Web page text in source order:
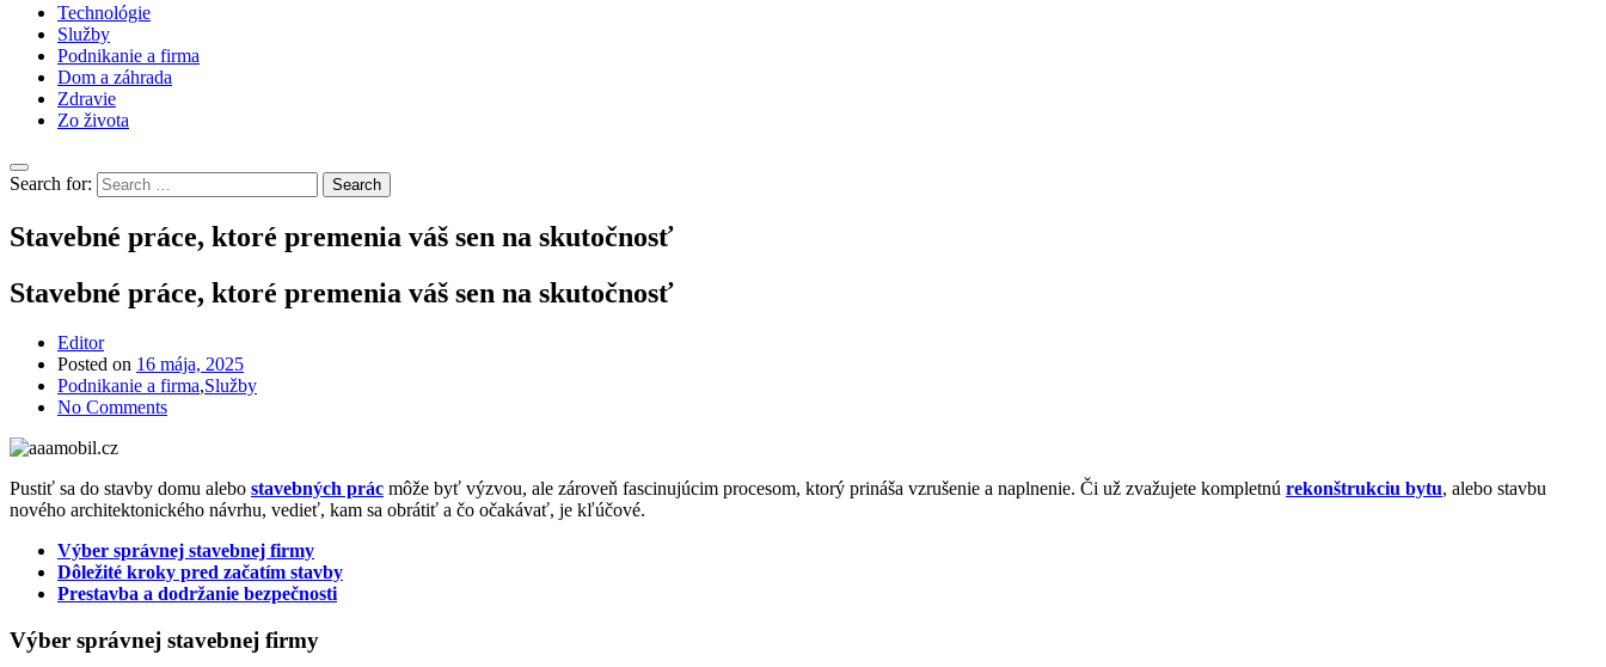
Technológie
Služby
Podnikanie a firma
Dom a záhrada
Zdravie
Zo života
Search for: Search
Stavebné práce, ktoré premenia váš sen na skutočnosť
Stavebné práce, ktoré premenia váš sen na skutočnosť
Editor
Posted on 16 mája, 2025
Podnikanie a firma,Služby
No Comments
Pustiť sa do stavby domu alebo stavebných prác môže byť výzvou, ale zároveň fascinujúcim procesom, ktorý prináša vzrušenie a naplnenie. Či už zvažujete kompletnú rekonštrukciu bytu, alebo stavbu
nového architektonického návrhu, vedieť, kam sa obrátiť a čo očakávať, je kľúčové.
Výber správnej stavebnej firmy
Dôležité kroky pred začatím stavby
Prestavba a dodržanie bezpečnosti
Výber správnej stavebnej firmy